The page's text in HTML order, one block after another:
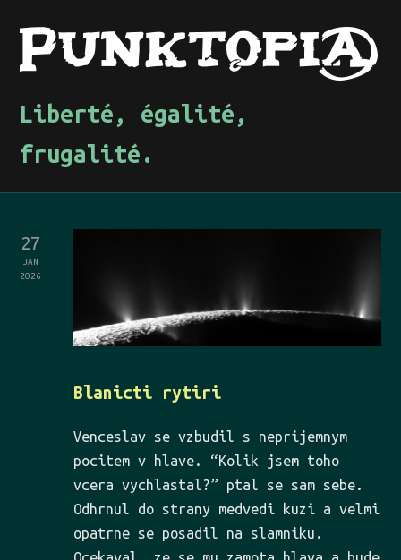
Liberté, égalité,
frugalité.
27
JAN
2026
Blanicti rytiri
Venceslav se vzbudil s neprijemnym
pocitem v hlave. “Kolik jsem toho
vcera vychlastal?” ptal se sam sebe.
Odhrnul do strany medvedi kuzi a velmi
opatrne se posadil na slamniku.